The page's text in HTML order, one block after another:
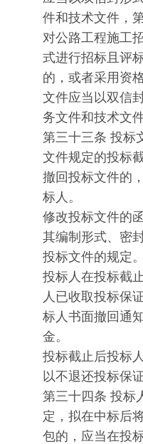
件和技术文件，
对公路工程施工
式进行招标且评
的，或者采用资
文件应当以双信
务文件和技术文
第三十三条 投标
文件规定的投标
撤回投标文件的
标人。
修改投标文件的
其编制形式、密
投标文件的规定。
投标人在投标截
人已收取投标保
标人书面撤回通
金。
投标截止后投标
以不退还投标保证
第三十四条 投标
定，拟在中标后
包的，应当在投